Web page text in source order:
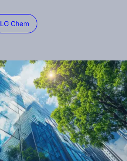
LG Chem